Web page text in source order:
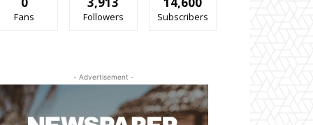
Fans Followers Subscribers
- Advertisement -